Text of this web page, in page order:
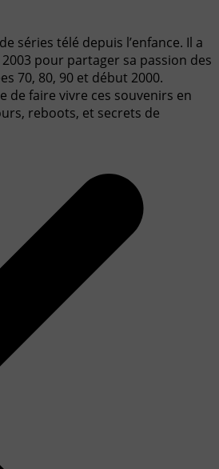
séries télé depuis l’enfance. Il a
pour partager sa passion des
70, 80, 90 et début 2000.
de faire vivre ces souvenirs en
reboots, et secrets de